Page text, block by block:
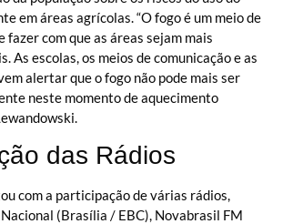
em áreas agrícolas. “O fogo é um meio de
fazer com que as áreas sejam mais
As escolas, os meios de comunicação e as
alertar que o fogo não pode mais ser
neste momento de aquecimento
das Rádios
com a participação de várias rádios,
(Brasília / EBC), Novabrasil FM